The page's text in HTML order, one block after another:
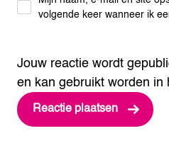
Jouw reactie wordt
en kan gebruikt worden in
volgende keer wanneer ik